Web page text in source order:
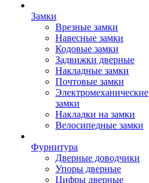
Замки
Врезные замки
Навесные замки
Кодовые замки
Задвижки дверные
Накладные замки
Почтовые замки
Электромеханические
замки
Накладки на замки
Велосипедные замки
Фурнитура
Дверные доводчики
Упоры дверные
Цифры дверные